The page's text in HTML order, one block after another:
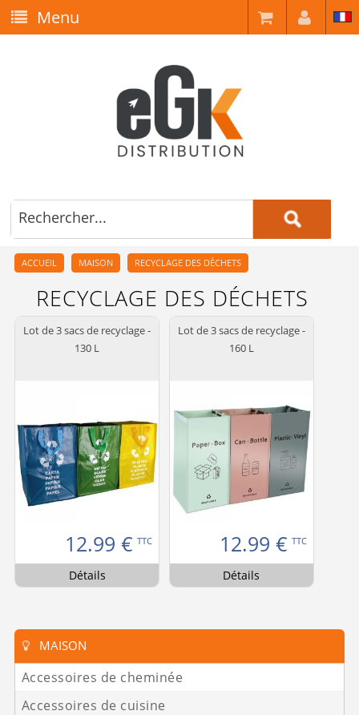
Menu
ACCUEIL MAISON RECYCLAGE DES DÉCHETS
RECYCLAGE DES DÉCHETS
Lot de 3 sacs de recyclage -
130 L
12.99 € TTC
Détails
Lot de 3 sacs de recyclage -
160 L
12.99 € TTC
Détails
MAISON
Accessoires de cheminée
Accessoires de cuisine